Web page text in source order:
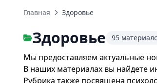
Главная Здоровье
Здоровье 95
Мы предоставляем актуальные
В наших материалах вы найдете
Рубрика также посвящена